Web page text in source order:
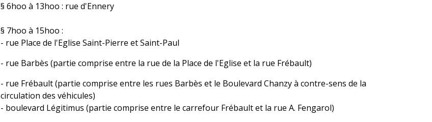
§ 6hoo à 13hoo : rue d'Ennery
§ 7hoo à 15hoo :
- rue Place de l'Eglise Saint-Pierre et Saint-Paul
- rue Barbès (partie comprise entre la rue de la Place de l'Eglise et la rue Frébault)
- rue Frébault (partie comprise entre les rues Barbès et le Boulevard Chanzy à contre-sens de la
circulation des véhicules)
- boulevard Légitimus (partie comprise entre le carrefour Frébault et la rue A. Fengarol)